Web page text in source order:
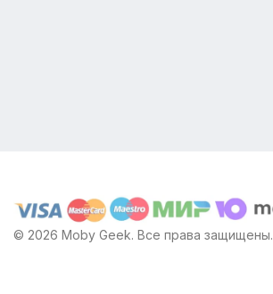
© 2026 Moby Geek. Все права защищены.